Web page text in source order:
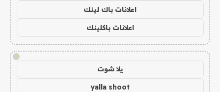
اعلانات باك لينك
اعلانات باكلينك
!
يلا شوت
yalla shoot